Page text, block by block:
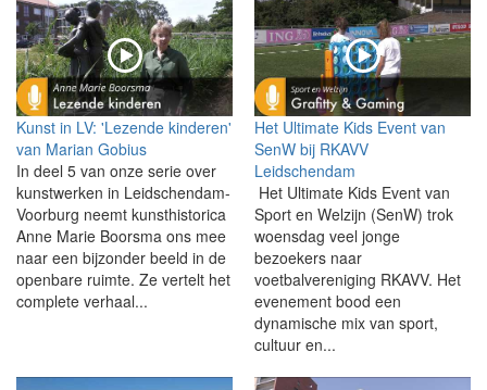
Kunst in LV: 'Lezende kinderen'
van Marian Gobius
In deel 5 van onze serie over
kunstwerken in Leidschendam-
Voorburg neemt kunsthistorica
Anne Marie Boorsma ons mee
naar een bijzonder beeld in de
openbare ruimte. Ze vertelt het
complete verhaal...
Het Ultimate Kids Event van
SenW bij RKAVV
Leidschendam
Het Ultimate Kids Event van
Sport en Welzijn (SenW) trok
woensdag veel jonge
bezoekers naar
voetbalvereniging RKAVV. Het
evenement bood een
dynamische mix van sport,
cultuur en...